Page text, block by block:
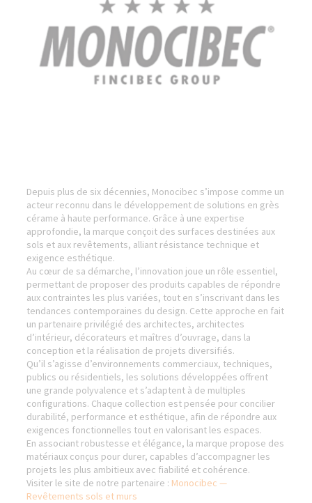
Depuis plus de six décennies, Monocibec s’impose comme un
acteur reconnu dans le développement de solutions en grès
cérame à haute performance. Grâce à une expertise
approfondie, la marque conçoit des surfaces destinées aux
sols et aux revêtements, alliant résistance technique et
exigence esthétique.
Au cœur de sa démarche, l’innovation joue un rôle essentiel,
permettant de proposer des produits capables de répondre
aux contraintes les plus variées, tout en s’inscrivant dans les
tendances contemporaines du design. Cette approche en fait
un partenaire privilégié des architectes, architectes
d’intérieur, décorateurs et maîtres d’ouvrage, dans la
conception et la réalisation de projets diversifiés.
Qu’il s’agisse d’environnements commerciaux, techniques,
publics ou résidentiels, les solutions développées offrent
une grande polyvalence et s’adaptent à de multiples
configurations. Chaque collection est pensée pour concilier
durabilité, performance et esthétique, afin de répondre aux
exigences fonctionnelles tout en valorisant les espaces.
En associant robustesse et élégance, la marque propose des
matériaux conçus pour durer, capables d’accompagner les
projets les plus ambitieux avec fiabilité et cohérence.
Visiter le site de notre partenaire : Monocibec —
Revêtements sols et murs